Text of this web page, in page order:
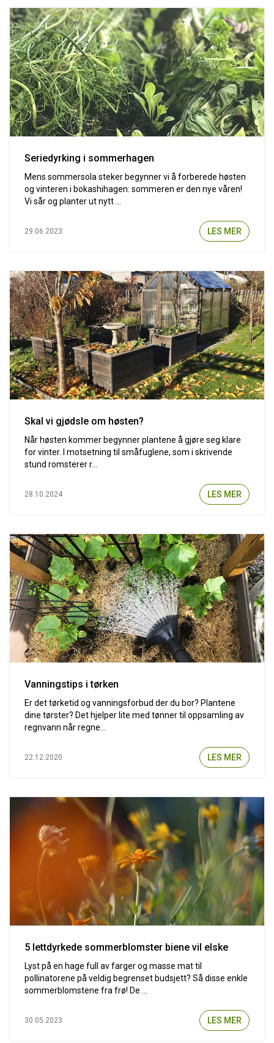
Seriedyrking i sommerhagen
Mens sommersola steker begynner vi å forberede høsten
og vinteren i bokashihagen: sommeren er den nye våren!
Vi sår og planter ut nytt ...
29.06.2023 LES MER
Skal vi gjødsle om høsten?
Når høsten kommer begynner plantene å gjøre seg klare
for vinter. I motsetning til småfuglene, som i skrivende
stund romsterer r...
28.10.2024 LES MER
Vanningstips i tørken
Er det tørketid og vanningsforbud der du bor? Plantene
dine tørster? Det hjelper lite med tønner til oppsamling av
regnvann når regne...
22.12.2020 LES MER
5 lettdyrkede sommerblomster biene vil elske
Lyst på en hage full av farger og masse mat til
pollinatorene på veldig begrenset budsjett? Så disse enkle
sommerblomstene fra frø! De ...
30.05.2023 LES MER